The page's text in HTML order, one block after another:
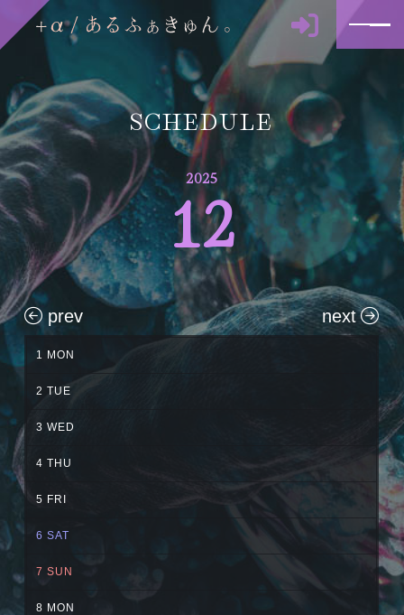
＋α／Cluster.
SCHEDULE
2025
12
prev next
1 MON
2TUE
3WED
4THU
5 FRI
6SAT
7SUN
8 MON